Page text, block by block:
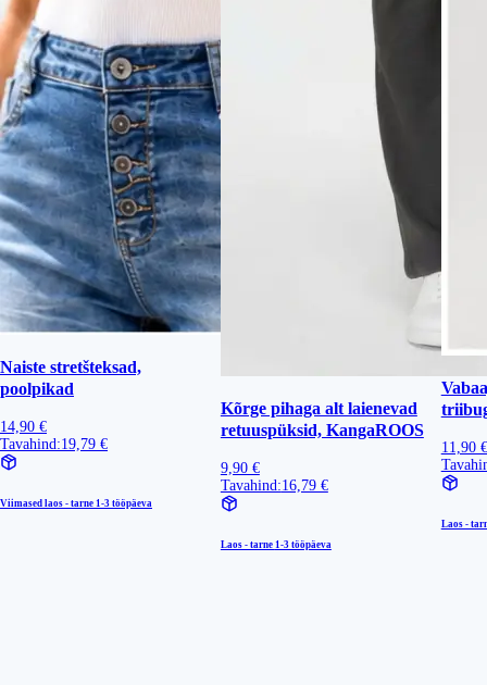
Naiste stretšteksad,
poolpikad
14,90 €
Tavahind:19,79 €
Viimased laos - tarne 1-3 tööpäeva
Kõrge pihaga alt laienevad
retuuspüksid, KangaROOS
9,90 €
Tavahind:16,79 €
Laos - tarne 1-3 tööpäeva
11,90 €
Laos -